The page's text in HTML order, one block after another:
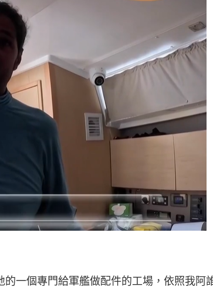
一個專門給軍艦做配件的工場，依照我